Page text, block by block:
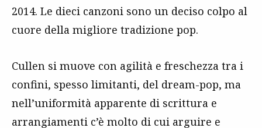
2014. Le dieci canzoni sono un deciso colpo al
cuore della migliore tradizione pop.
Cullen si muove con agilità e freschezza tra i
confini, spesso limitanti, del dream-pop, ma
nell’uniformità apparente di scrittura e
arrangiamenti c’è molto di cui arguire e